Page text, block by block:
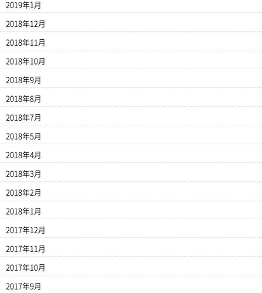
2019年1月
2018年12月
2018年11月
2018年10月
2018年9月
2018年8月
2018年7月
2018年5月
2018年4月
2018年3月
2018年2月
2018年1月
2017年12月
2017年11月
2017年10月
2017年9月